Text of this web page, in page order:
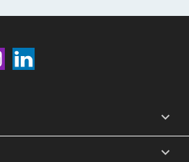
Instagram

